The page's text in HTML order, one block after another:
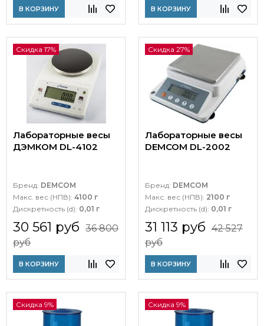
В КОРЗИНУ В КОРЗИНУ
Скидка 17%
Лабораторные весы
ДЭМКОМ DL-4102
Бренд: DEMCOM
Макс. вес (НПВ): 4100 г
Дискретность (d): 0,01 г
30 561 руб 36 800
руб
В КОРЗИНУ
Скидка 27%
Лабораторные весы
DEMCOM DL-2002
Бренд: DEMCOM
Макс. вес (НПВ): 2100 г
Дискретность (d): 0,01 г
31 113 руб 42 527
руб
В КОРЗИНУ
Скидка 9% Скидка 9%